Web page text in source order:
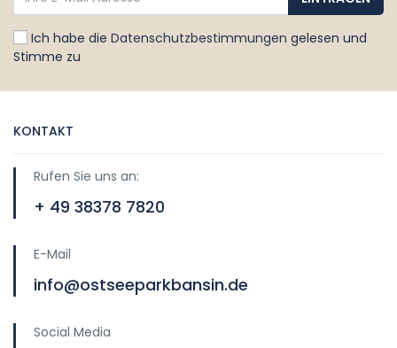
Ich habe die Datenschutzbestimmungen gelesen und
Stimme zu
KONTAKT
Rufen Sie uns an:
+ 49 38378 7820
E-Mail
info@ostseeparkbansin.de
Social Media